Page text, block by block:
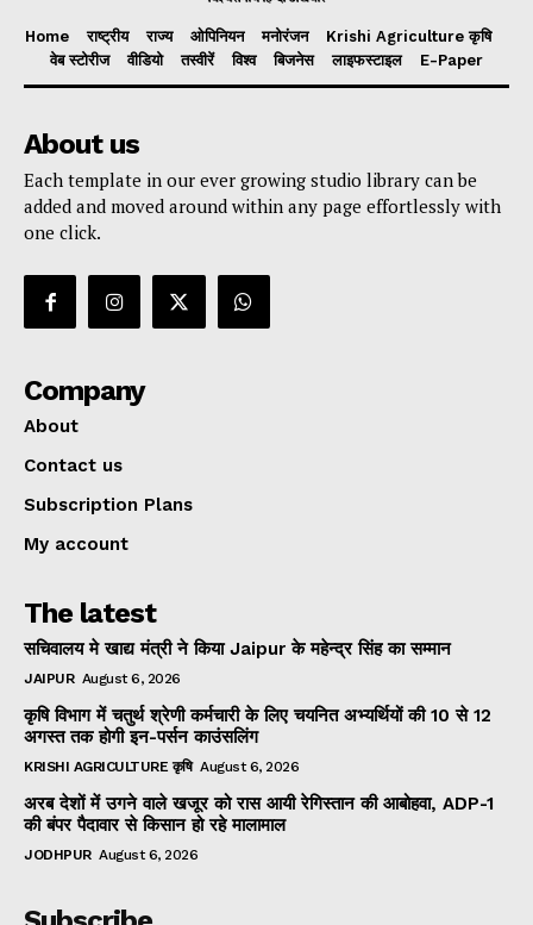
Home राष्ट्रीय राज्य ओपिनियन मनोरंजन
Krishi Agriculture कृषि
वेब स्टोरीज
वीडियो तस्वीरें विश्व बिजनेस लाइफस्टाइल E-Paper
About us
Each template in our ever growing studio library can be
added and moved around within any page effortlessly with
one click.
Company
About
Contact us
Subscription Plans
My account
The latest
सचिवालय मे खाद्य मंत्री ने किया Jaipur के महेन्द्र सिंह का सम्मान
JAIPUR August 6, 2026
कृषि विभाग में चतुर्थ श्रेणी कर्मचारी के लिए चयनित अभ्यर्थियों की 10 से 12
अगस्त तक होगी इन-पर्सन काउंसलिंग
KRISHI AGRICULTURE कृषि August 6, 2026
अरब देशों में उगने वाले खजूर को रास आयी रेगिस्तान की आबोहवा, ADP-1
की बंपर पैदावार से किसान हो रहे मालामाल
JODHPUR August 6, 2026